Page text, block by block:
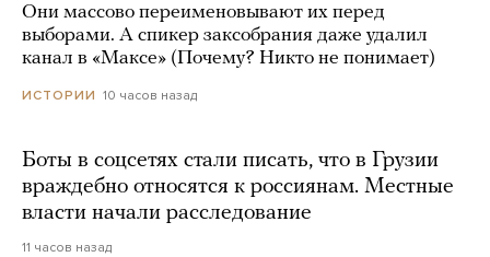
Они массово переименовывают их перед
выборами. А спикер заксобрания даже удалил
канал в «Максе» (Почему? Никто не понимает)
ИСТОРИИ 10 часов назад
Боты в соцсетях стали писать, что в Грузии
враждебно относятся к россиянам. Местные
власти начали расследование
11 часов назад